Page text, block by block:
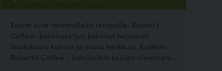
Koirat ovat tervetulleita terassille. Robert's
Coffee- kahvilaketjun kahvilat tarjoavat
laadukasta kahvia ja muita herkkuja. Kaikkiin
Robert's Coffee - kahviloihin koirien vieminen...